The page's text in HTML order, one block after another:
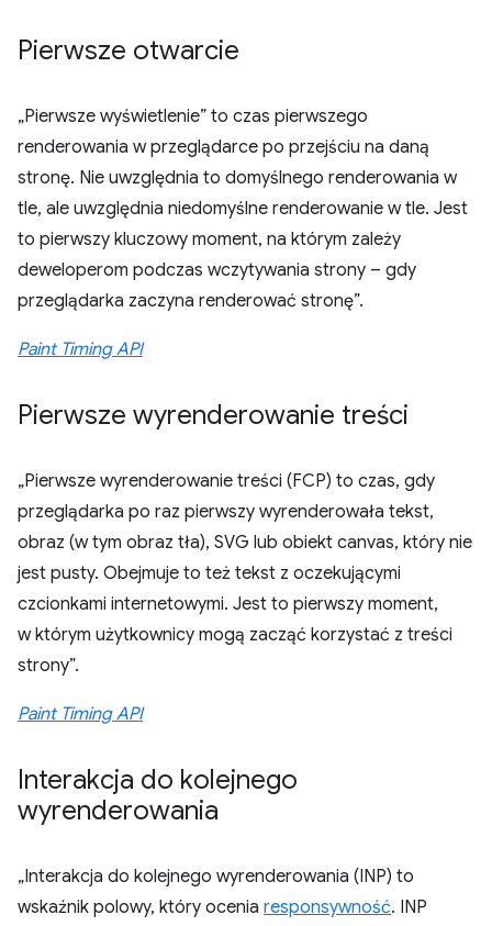
Pierwsze otwarcie
„Pierwsze wyświetlenie” to czas pierwszego
renderowania w przeglądarce po przejściu na daną
stronę. Nie uwzględnia to domyślnego renderowania w
tle, ale uwzględnia niedomyślne renderowanie w tle. Jest
to pierwszy kluczowy moment, na którym zależy
deweloperom podczas wczytywania strony – gdy
przeglądarka zaczyna renderować stronę”.
Paint Timing API
Pierwsze wyrenderowanie treści
„Pierwsze wyrenderowanie treści (FCP) to czas, gdy
przeglądarka po raz pierwszy wyrenderowała tekst,
obraz (w tym obraz tła), SVG lub obiekt canvas, który nie
jest pusty. Obejmuje to też tekst z oczekującymi
czcionkami internetowymi. Jest to pierwszy moment,
w którym użytkownicy mogą zacząć korzystać z treści
strony”.
Paint Timing API
Interakcja do kolejnego
wyrenderowania
„Interakcja do kolejnego wyrenderowania (INP) to
wskaźnik polowy, który ocenia responsywność. INP